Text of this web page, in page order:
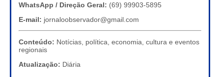
WhatsApp / Direção Geral: (69) 99903-5895
E-mail: jornaloobservador@gmail.com
Conteúdo: Notícias, política, economia, cultura e eventos
regionais
Atualização: Diária